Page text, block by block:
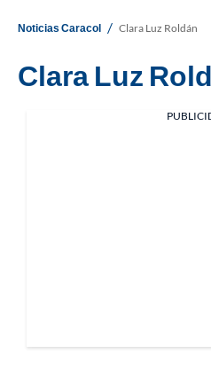
Noticias Caracol / Clara Luz Roldán
Clara Luz